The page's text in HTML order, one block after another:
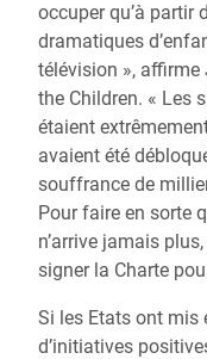
occuper qu’à partir
dramatiques
télévision », affirme
the Children. « Les
étaient
avaient été
souffrance de
Pour faire en sorte
n’arrive jamais
signer la Charte
Si les Etats ont mis
d’initiatives